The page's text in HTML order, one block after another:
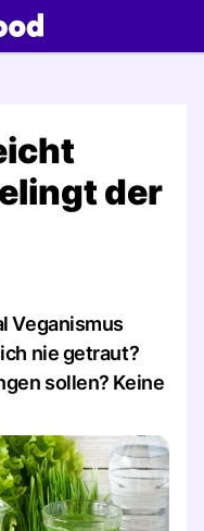
der
Veganismus
nie getraut?
sollen? Keine